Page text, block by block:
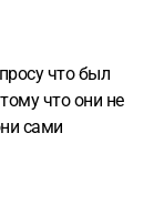
что был
что они не
сами